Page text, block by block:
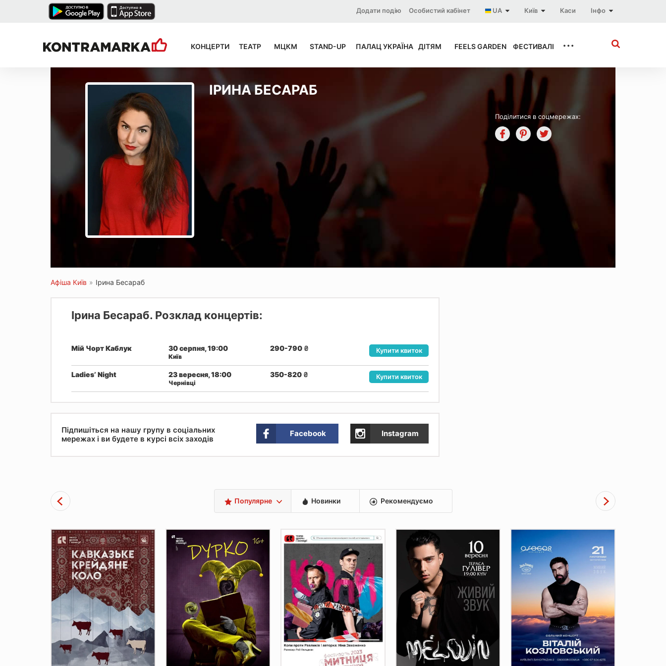
Інфо
Каси
Київ
UA
Особистий кабінет
Додати подію
КОНЦЕРТИ ТЕАТР МЦКМ STAND-UP ПАЛАЦ УКРАЇНА ДІТЯМ FEELS GARDEN ФЕСТИВАЛІ ...
ІРИНА БЕСАРАБ
Поділитися в соцмережах:
Афіша Київ » Ірина Бесараб
Ірина Бесараб. Розклад концертів:
Мій Чорт Каблук 30 серпня, 19:00
Київ
290-790 ₴ Купити квиток
Ladies’ Night 23 вересня, 18:00
Чернівці
350-820 ₴ Купити квиток
Підпишіться на нашу групу в соціальних
мережах і ви будете в курсі всіх заходів
Facebook Instagram
Популярне Новинки Рекомендуємо